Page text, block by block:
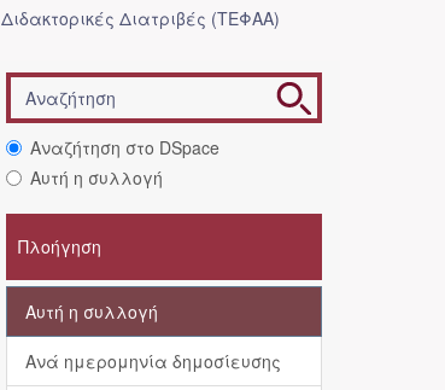
Διδακτορικές Διατριβές (ΤΕΦΑΑ)
Αναζήτηση στο DSpace
Αυτή η συλλογή
Πλοήγηση
Αυτή η συλλογή
Ανά ημερομηνία δημοσίευσης